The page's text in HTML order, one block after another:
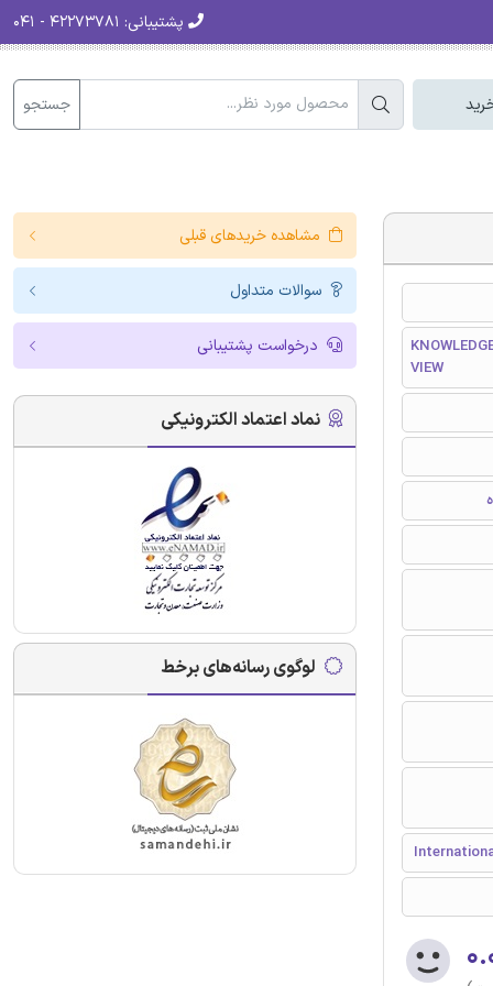
پشتیبانی:
جستجو
VIEW
مشاهده خریدهای قبلی
سوالات متداول
درخواست پشتیبانی
نماد اعتماد الکترونیکی
لوگوی رسانه‌های برخط